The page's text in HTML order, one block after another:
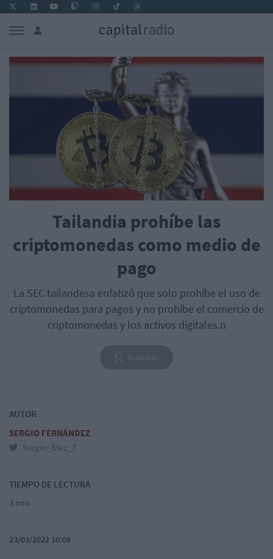
Tailandia prohíbe las
criptomonedas como medio de
pago
La SEC tailandesa enfatizó que solo prohíbe el uso de
criptomonedas para pagos y no prohíbe el comercio de
criptomonedas y los activos digitales.n
AUTOR
SERGIO FERNÁNDEZ
Sergio_fdez_7
TIEMPO DE LECTURA
3 min
23/03/2022 10:08